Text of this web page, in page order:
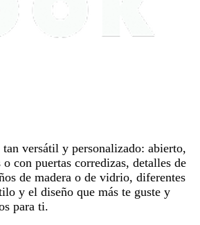
versátil y personalizado: abierto,
con puertas corredizas, detalles de
de madera o de vidrio, diferentes
y el diseño que más te guste y
para ti.